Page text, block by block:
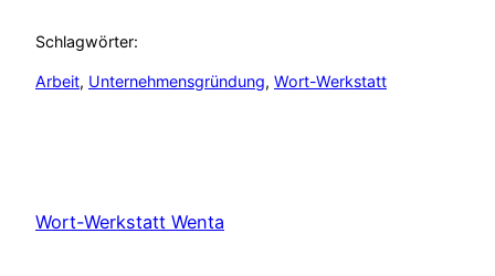
Schlagwörter:
Arbeit, Unternehmensgründung, Wort-Werkstatt
Wort-Werkstatt Wenta